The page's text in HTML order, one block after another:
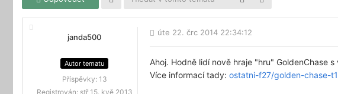
janda500
Autor tematu
Příspěvky: 13
Registrován: stř 15. kvě 2013
úte 22. črc 2014 22:34:12
Ahoj. Hodně lidí nově hraje "hru" GoldenChase s
Více informací tady: ostatni-f27/golden-chase-